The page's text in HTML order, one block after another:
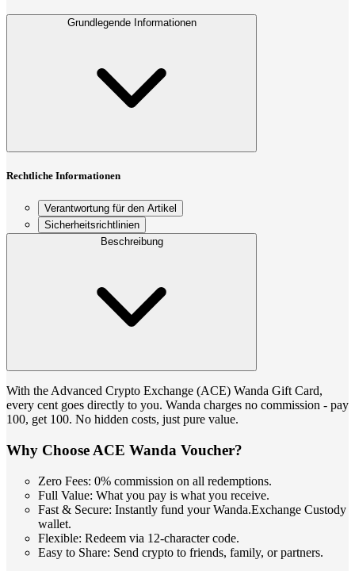
Grundlegende Informationen
Rechtliche Informationen
Verantwortung für den Artikel
Sicherheitsrichtlinien
Beschreibung
With the Advanced Crypto Exchange (ACE) Wanda Gift Card,
every cent goes directly to you. Wanda charges no commission - pay
100, get 100. No hidden costs, just pure value.
Why Choose ACE Wanda Voucher?
Zero Fees: 0% commission on all redemptions.
Full Value: What you pay is what you receive.
Fast & Secure: Instantly fund your Wanda.Exchange Custody
wallet.
Flexible: Redeem via 12-character code.
Easy to Share: Send crypto to friends, family, or partners.